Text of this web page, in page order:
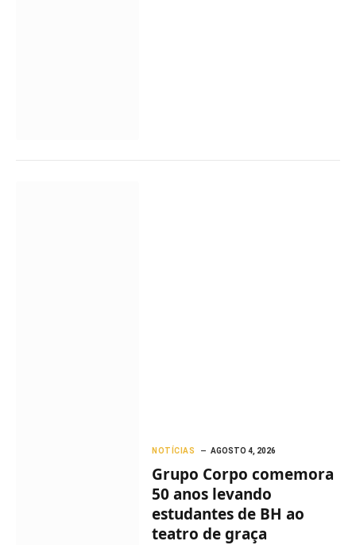
NOTÍCIAS AGOSTO 4, 2026
Grupo Corpo comemora
50 anos levando
estudantes de BH ao
teatro de graça